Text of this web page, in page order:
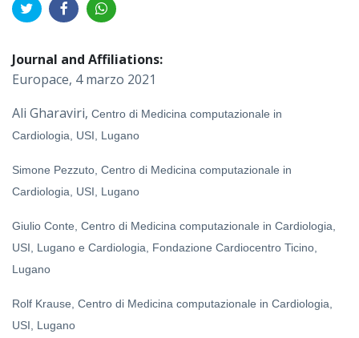
Journal and Affiliations:
Europace, 4 marzo 2021
Ali Gharaviri, Centro di Medicina computazionale in
Cardiologia, USI, Lugano
Simone Pezzuto, Centro di Medicina computazionale in
Cardiologia, USI, Lugano
Giulio Conte, Centro di Medicina computazionale in Cardiologia,
USI, Lugano e Cardiologia, Fondazione Cardiocentro Ticino,
Lugano
Rolf Krause, Centro di Medicina computazionale in Cardiologia,
USI, Lugano